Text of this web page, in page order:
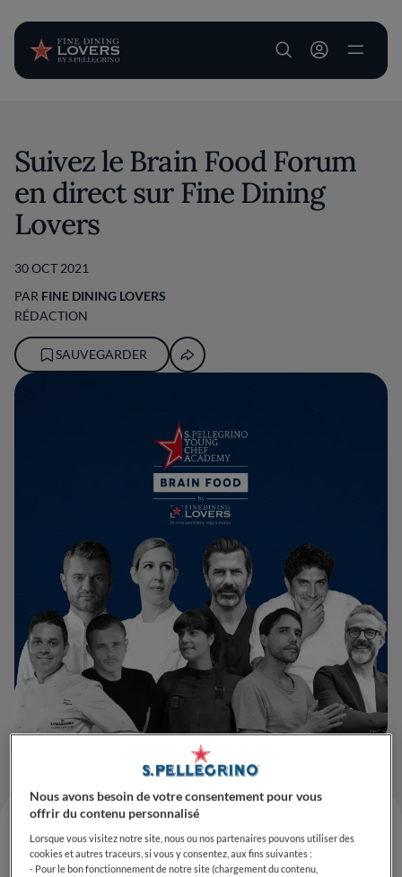
User account
Suivez le Brain Food Forum
en direct sur Fine Dining
Lovers
30 OCT 2021
PAR FINE DINING LOVERS
RÉDACTION
SAUVEGARDER
Nous avons besoin de votre consentement pour vous
offrir du contenu personnalisé
Lorsque vous visitez notre site, nous ou nos partenaires pouvons utiliser des
cookies et autres traceurs, si vous y consentez, aux fins suivantes :
- Pour le bon fonctionnement de notre site (chargement du contenu,